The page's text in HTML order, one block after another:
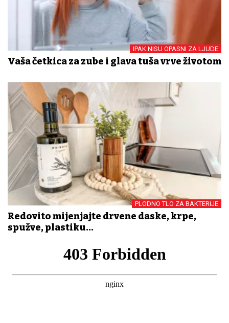
IPAK NISU OPASNI ZA LJUDE
Vaša četkica za zube i glava tuša vrve životom
PLODNO TLO ZA BAKTERIJE
Redovito mijenjajte drvene daske, krpe,
spužve, plastiku...